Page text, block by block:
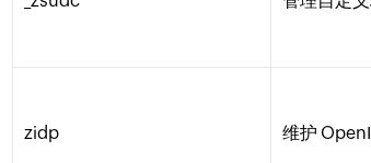
zidp 维护